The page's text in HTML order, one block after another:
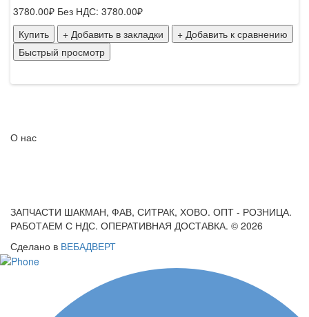
3780.00₽ Без НДС: 3780.00₽
Купить
+ Добавить в закладки
+ Добавить к сравнению
Быстрый просмотр
О нас
ЗАПЧАСТИ ШАКМАН, ФАВ, СИТРАК, ХОВО. ОПТ - РОЗНИЦА.
РАБОТАЕМ С НДС. ОПЕРАТИВНАЯ ДОСТАВКА. © 2026
Сделано в ВЕБАДВЕРТ